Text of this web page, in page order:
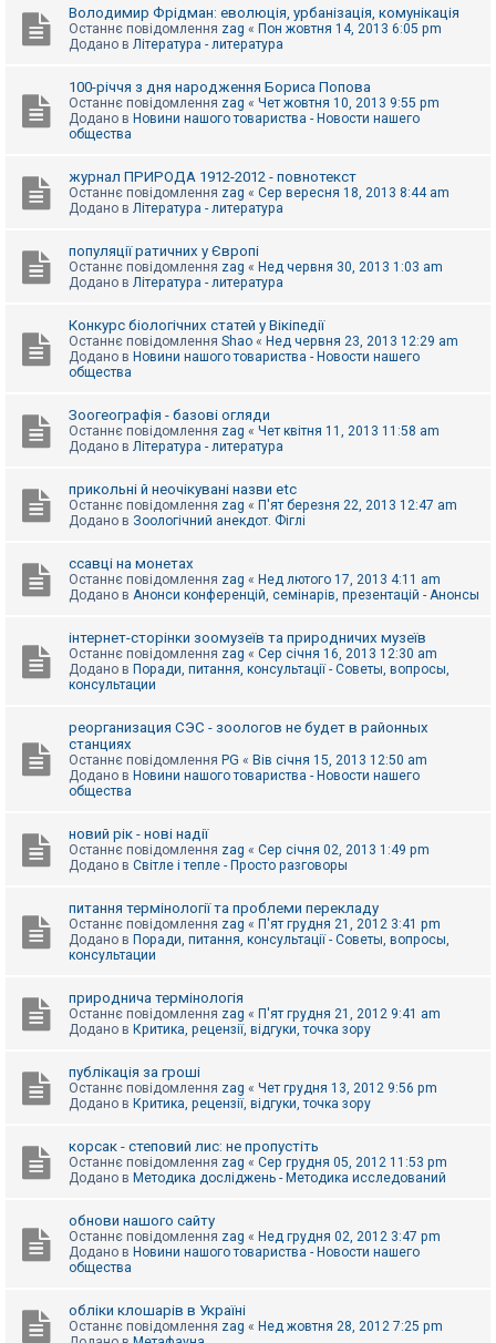
е
и
е
ш
к
м
г
Володимир Фрідман: еволюція, урбанізація, комунікація
Останнє повідомлення zag « Пон жовтня 14, 2013 6:05 pm
Додано в Література - литература
100-річчя з дня народження Бориса Попова
Останнє повідомлення zag « Чет жовтня 10, 2013 9:55 pm
Додано в Новини нашого товариства - Новости нашего
общества
журнал ПРИРОДА 1912-2012 - повнотекст
Останнє повідомлення zag « Сер вересня 18, 2013 8:44 am
Додано в Література - литература
популяції ратичних у Європі
Останнє повідомлення zag « Нед червня 30, 2013 1:03 am
Додано в Література - литература
Конкурс біологічних статей у Вікіпедії
Останнє повідомлення Shao « Нед червня 23, 2013 12:29 am
Додано в Новини нашого товариства - Новости нашего
общества
Зоогеографія - базові огляди
Останнє повідомлення zag « Чет квітня 11, 2013 11:58 am
Додано в Література - литература
прикольні й неочікувані назви etc
Останнє повідомлення zag « П'ят березня 22, 2013 12:47 am
Додано в Зоологічний анекдот. Фіглі
ссавці на монетах
Останнє повідомлення zag « Нед лютого 17, 2013 4:11 am
Додано в Анонси конференцій, семінарів, презентацій - Анонсы
інтернет-сторінки зоомузеїв та природничих музеїв
Останнє повідомлення zag « Сер січня 16, 2013 12:30 am
Додано в Поради, питання, консультації - Советы, вопросы,
консультации
реорганизация СЭС - зоологов не будет в районных
станциях
Останнє повідомлення PG « Вів січня 15, 2013 12:50 am
Додано в Новини нашого товариства - Новости нашего
общества
новий рік - нові надії
Останнє повідомлення zag « Сер січня 02, 2013 1:49 pm
Додано в Світле і тепле - Просто разговоры
питання термінології та проблеми перекладу
Останнє повідомлення zag « П'ят грудня 21, 2012 3:41 pm
Додано в Поради, питання, консультації - Советы, вопросы,
консультации
природнича термінологія
Останнє повідомлення zag « П'ят грудня 21, 2012 9:41 am
Додано в Критика, рецензії, відгуки, точка зору
публікація за гроші
Останнє повідомлення zag « Чет грудня 13, 2012 9:56 pm
Додано в Критика, рецензії, відгуки, точка зору
корсак - степовий лис: не пропустіть
Останнє повідомлення zag « Сер грудня 05, 2012 11:53 pm
Додано в Методика досліджень - Методика исследований
обнови нашого сайту
Останнє повідомлення zag « Нед грудня 02, 2012 3:47 pm
Додано в Новини нашого товариства - Новости нашего
общества
обліки клошарів в Україні
Останнє повідомлення zag « Нед жовтня 28, 2012 7:25 pm